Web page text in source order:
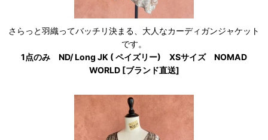
さらっと羽織ってバッチリ決まる、大人なカーディガンジャケット
です。
1点のみ ND/ Long JK ( ペイズリー) XSサイズ NOMAD
WORLD [ブランド直送]